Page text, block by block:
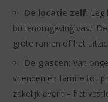
De locatie zelf: Leg
buitenomgeving vast.
grote ramen of het
De gasten: Van
vrienden en familie tot
zakelijk event – het